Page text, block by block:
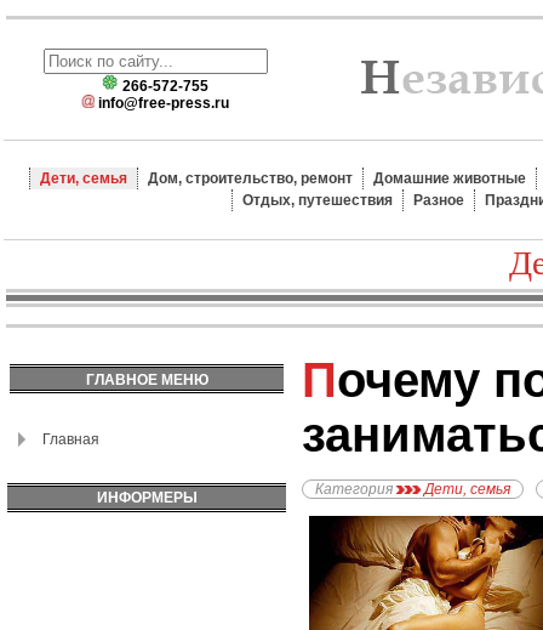
266-572-755
info@free-press.ru
Дети, семья Дом, строительство, ремонт
Домашние животные
Отдых, путешествия
Разное
ГЛАВНОЕ МЕНЮ
Главная
ИНФОРМЕРЫ
Почему полезно
Категория Дети, семья